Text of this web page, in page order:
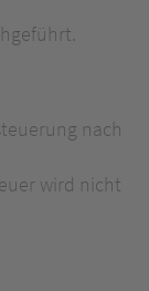
nach
wird nicht